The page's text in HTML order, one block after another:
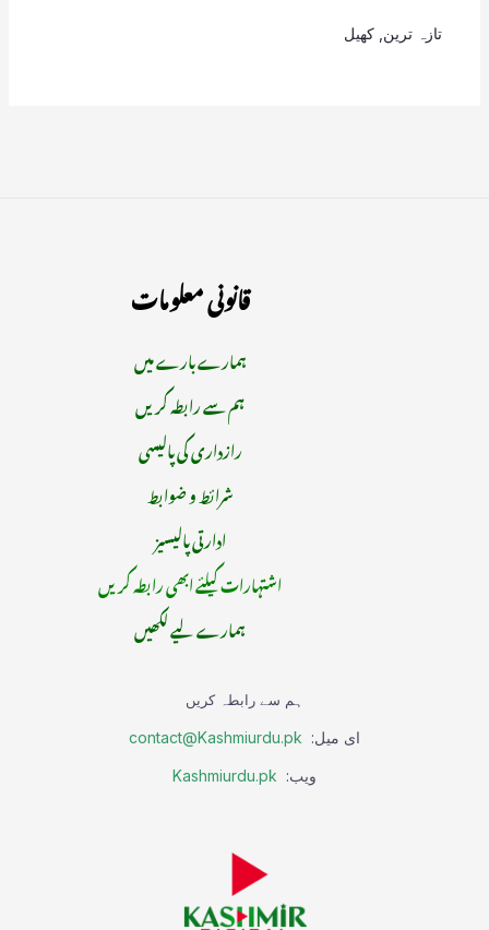
تازہ ترین کھیل
قانونی معلومات
ہمارے بارے میں
ہم سے رابطہ کریں
رازداری کی پالیسی
شرائط و ضوابط
ادارتی پالیسیز
اشتہارات کیلئے ابھی رابطہ کریں
ہمارے لیے لکھیں
ہم سے رابطہ کریں
ای میل: contact@Kashmiurdu.pk
ویب: Kashmiurdu.pk